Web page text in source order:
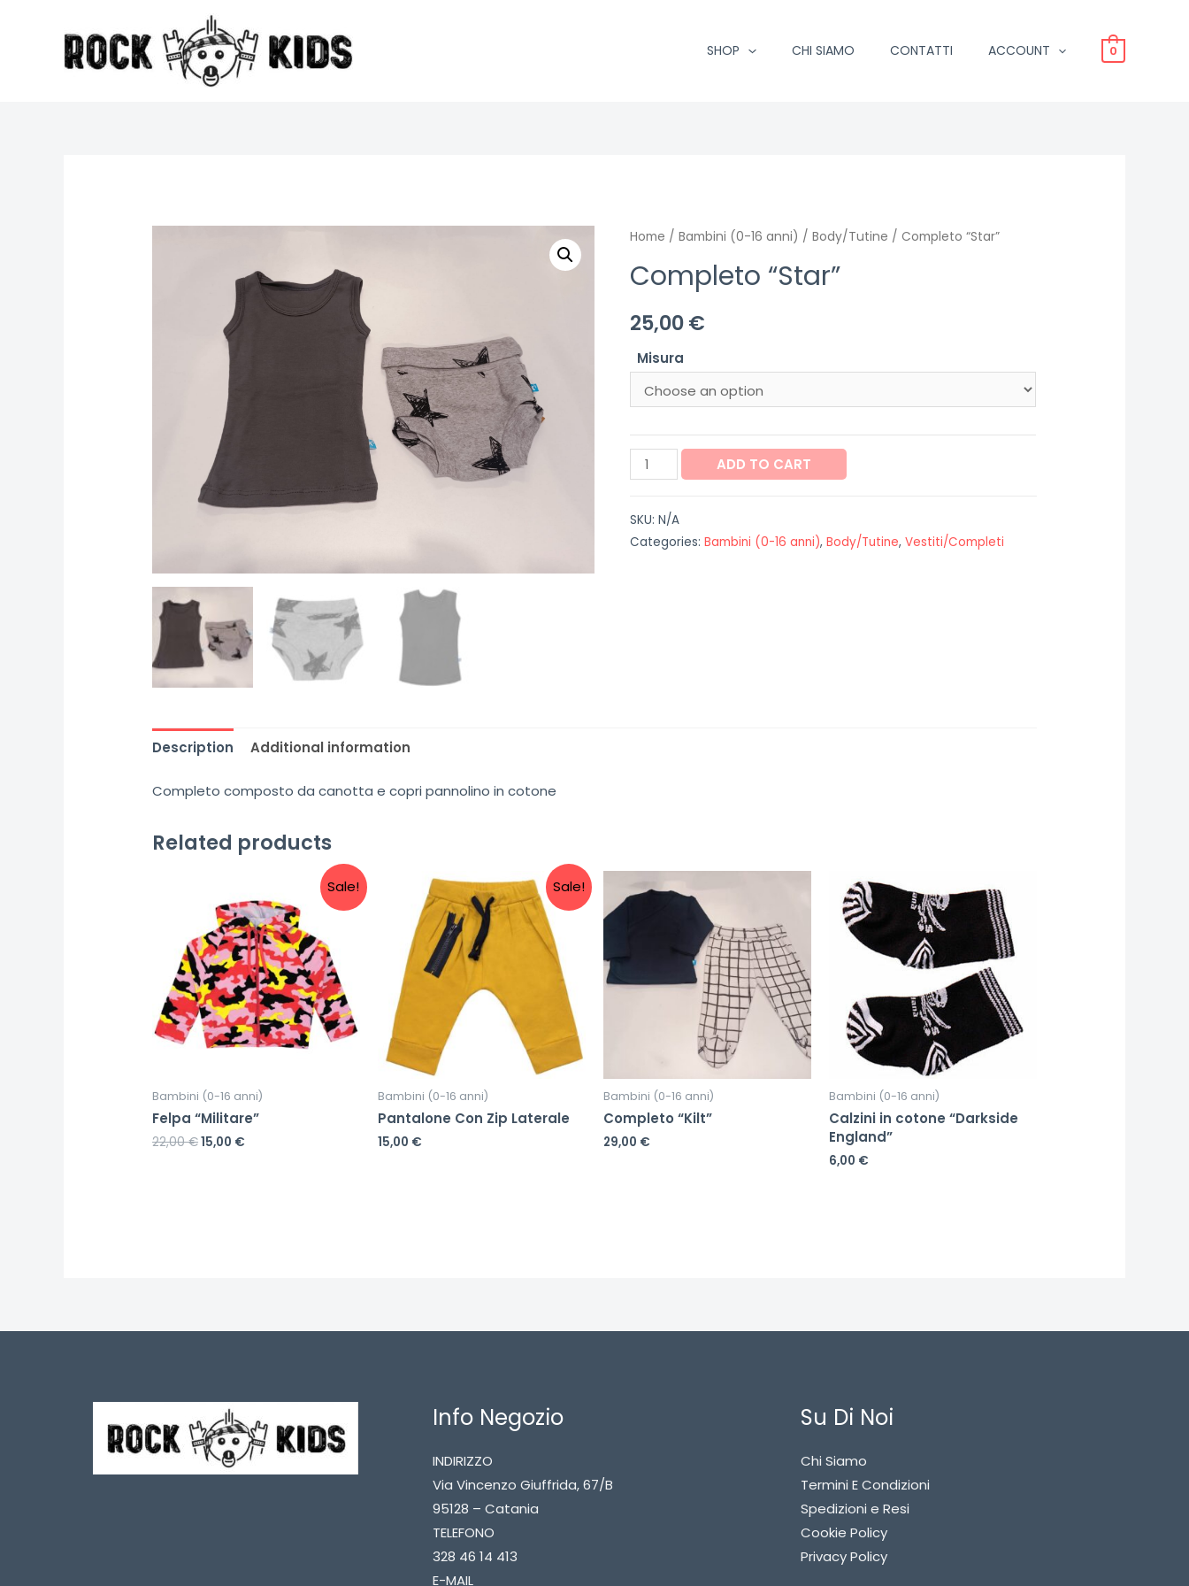
contenuto
SHOP CHI SIAMO CONTATTI ACCOUNT 0
Home / Bambini (0-16 anni) / Body/Tutine / Completo “Star”
Completo “Star”
25,00€
Misura
Completo
"Star"
quantity
ADD TO CART
SKU: N/A
Categories: Bambini (0-16 anni), Body/Tutine, Vestiti/Completi
Description Additional information
Completo composto da canotta e copri pannolino in cotone
Related products
Sale!
Bambini (0-16 anni)
Felpa “Militare”
22,00€15,00 €
Sale!
Bambini (0-16 anni)
Pantalone Con Zip Laterale
15,00 €
Bambini (0-16 anni)
Completo “Kilt”
29,00 €
Bambini (0-16 anni)
Calzini in cotone “Darkside
England”
6,00 €
Info Negozio
INDIRIZZO
Via Vincenzo Giuffrida, 67/B
95128 – Catania
TELEFONO
328 46 14 413
E-MAIL
Su Di Noi
Chi Siamo
Termini E Condizioni
Spedizioni e Resi
Cookie Policy
Privacy Policy